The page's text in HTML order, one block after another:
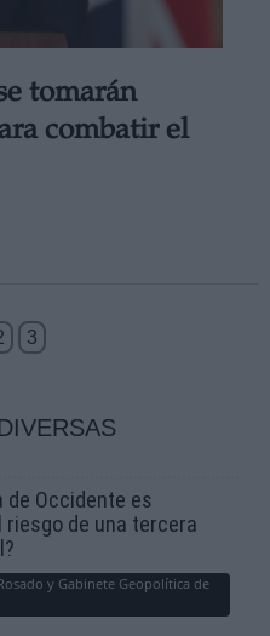
tomarán
combatir el
3
de Occidente es
de una tercera
y Gabinete Geopolítica de